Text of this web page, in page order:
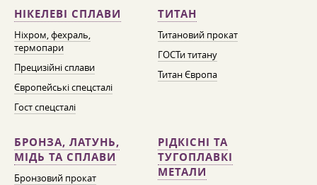
НІКЕЛЕВІ СПЛАВИ
Ніхром, фехраль,
термопари
Прецизійні сплави
Європейські спецсталі
Гост спецсталі
ТИТАН
Титановий прокат
ГОСТи титану
Титан Європа
БРОНЗА, ЛАТУНЬ,
МІДЬ ТА СПЛАВИ
Бронзовий прокат
РІДКІСНІ ТА
ТУГОПЛАВКІ
МЕТАЛИ